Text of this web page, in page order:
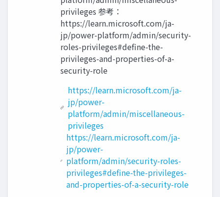
privileges 参考：
https://learn.microsoft.com/ja-
jp/power-platform/admin/security-
roles-privileges#define-the-
privileges-and-properties-of-a-
security-role
https://learn.microsoft.com/ja-
jp/power-
platform/admin/miscellaneous-
privileges
https://learn.microsoft.com/ja-
jp/power-
platform/admin/security-roles-
privileges#define-the-privileges-
and-properties-of-a-security-role